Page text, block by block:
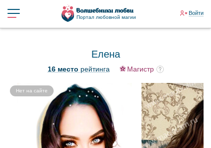
Портал любовной магии
Войти
Елена
Нет на сайте
Магистр
16 место рейтинга